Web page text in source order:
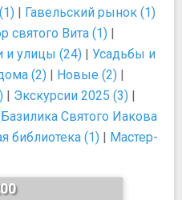
| Гавельский рынок (1)
святого Вита (1) |
и улицы (24) | Усадьбы и
(2) | Новые (2) |
| Экскурсии 2025 (3) |
Базилика Святого Иакова
библиотека (1) | Мастер-